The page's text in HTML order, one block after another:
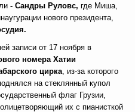
- Сандры Руловс, где Миша,
нового президента,
записи от 17 ноября в
номера Хатии
цирка, из-за которого
на стеклянный купол
флаг Грузии,
их с пианисткой